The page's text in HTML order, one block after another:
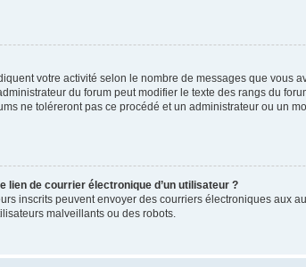
votre activité selon le nombre de messages que vous
du forum peut modifier le texte des rangs du
ne toléreront pas ce procédé et un administrateur ou un
lien de courrier électronique d’un utilisateur ?
inscrits peuvent envoyer des courriers électroniques aux
malveillants ou des robots.